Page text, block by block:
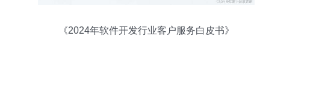
《2024年软件开发行业客户服务白皮书》